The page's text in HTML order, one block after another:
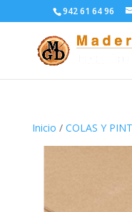
942 61 64 96
Inicio / COLAS Y